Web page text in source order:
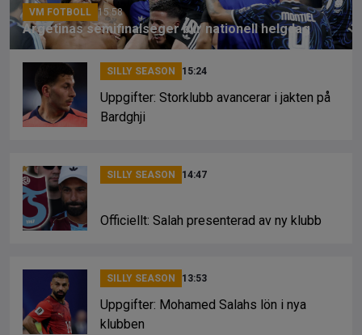
VM FOTBOLL 15:58
Argetinas semifinalseger blir nationell helgdag
SILLY SEASON 15:24
Uppgifter: Storklubb avancerar i jakten på
Bardghji
SILLY SEASON 14:47
Officiellt: Salah presenterad av ny klubb
SILLY SEASON 13:53
Uppgifter: Mohamed Salahs lön i nya
klubben